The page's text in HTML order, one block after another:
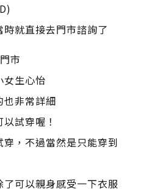
就直接去門市諮詢了
市
女生心怡
也非常詳細
試穿喔！
，不過當然是只能穿到
可以親身感受一下衣服